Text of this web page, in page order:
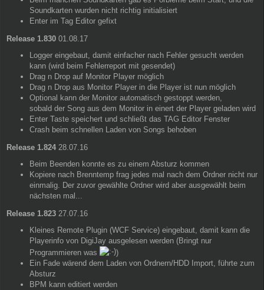
Soundkarten wurden nicht richtig initialisiert
Enter im Tag Editor gefixt
Release 1.830 01.08.17
Logger eingebaut, damit einfacher nach Fehler gesucht werden
kann (wird beim Fehlerreport mit gesendet)
Drag n Drop auf Monitor Player möglich
Drag n Drop aus Monitor Player in die Player ist nun möglich
Optional kann der Monitor automatisch gestoppt werden,
sobald der Song aus dem Monitor in einert der Player geladen wird
Enter Taste speichert und schließt das TAG Editor Fenster
Crash beim schnellen Laden von Songs behoben
Release 1.824 28.07.16
Beim Beenden konnte es zu einem Absturz kommen
Kopiere nach Brenntemp frag jedes mal nach dem Ordner nicht nur
einmalig. Der zuvor gewählte Ordner wird aber ausgewählt beim
nächsten mal...
Release 1.823 27.07.16
Kleines Remote Plugin (WCF Service) eingebaut, damit kann die
Playerinfo von DigiJay ausgelesen werden (Bringt nur
Programmieren was
)
Ein Fade wärend dem Laden von Ordnern/HDD Import, führte zum
Absturz
BPM kann editiert werden